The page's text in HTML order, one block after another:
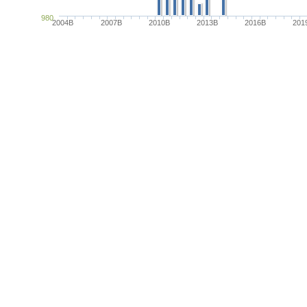
2004B 2007B 2010B 2013B 2016B
980